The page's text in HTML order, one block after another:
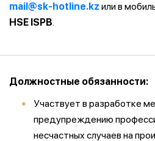
mail@sk-hotline.kz или в
HSE ISPB.
Должностные обязанности:
Участвует в разработке
предупреждению
несчастных случаев на